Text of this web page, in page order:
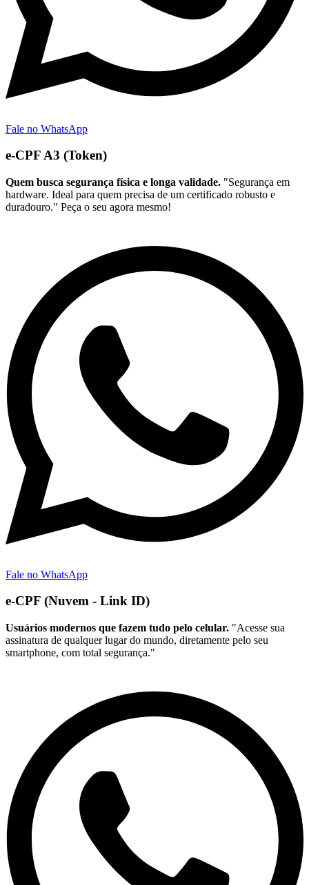
Fale no WhatsApp
e-CPF A3 (Token)
Quem busca segurança física e longa validade. "Segurança em
hardware. Ideal para quem precisa de um certificado robusto e
duradouro." Peça o seu agora mesmo!
Fale no WhatsApp
e-CPF (Nuvem - Link ID)
Usuários modernos que fazem tudo pelo celular. "Acesse sua
assinatura de qualquer lugar do mundo, diretamente pelo seu
smartphone, com total segurança."